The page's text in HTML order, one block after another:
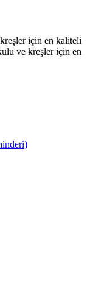
için en kaliteli
ve kreşler için en